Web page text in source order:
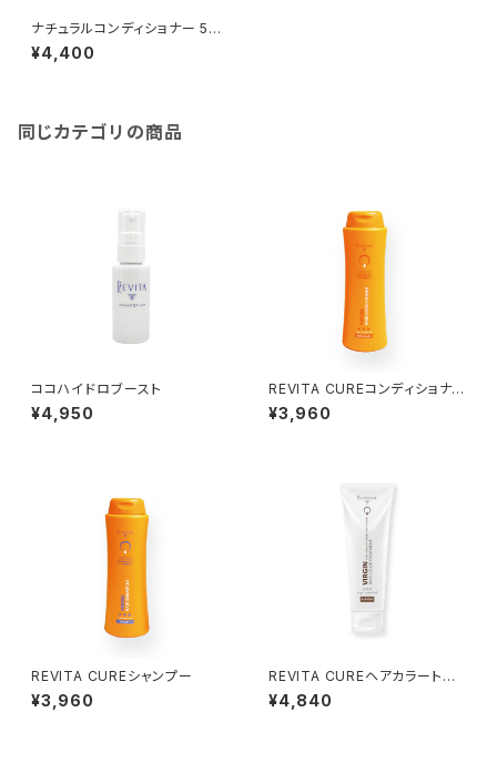
ナチュラルコンディショナー 500
ml
¥4,400
同じカテゴリの商品
ココハイドロブースト
¥4,950
REVITA CUREコンディショナ
ー
¥3,960
REVITA CUREシャンプー
¥3,960
REVITA CUREヘアカラートリ
ートメント ダークブラウン
¥4,840